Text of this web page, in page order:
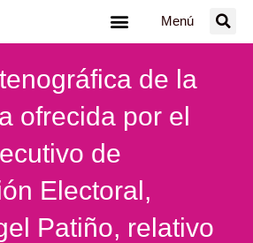
Menú
de la
ofrecida por el
de
Electoral,
Patiño, relativo